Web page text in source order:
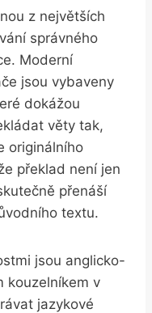
z největších
správného
Moderní
jsou vybaveny
dokážou
věty tak,
originálního
překlad není jen
přenáší
textu.
jsou anglicko-
kouzelníkem v
jazykové